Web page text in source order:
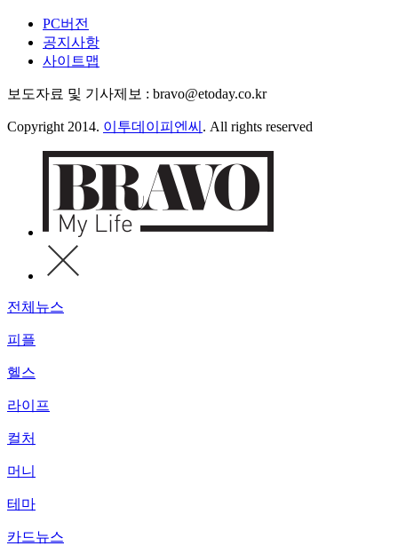
PC버전
공지사항
사이트맵
보도자료 및 기사제보 : bravo@etoday.co.kr
Copyright 2014. 이투데이피엔씨 . All rights reserved
전체뉴스
피플
헬스
라이프
컬처
머니
테마
카드뉴스